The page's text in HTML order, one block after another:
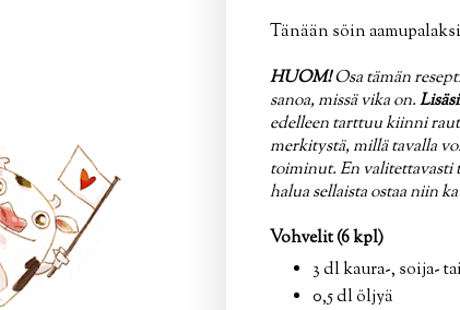
Tänään söin
HUOM!Osa tämän
sanoa, missä vika on.
edelleen tarttuu kiinni
merkitystä, millä tavalla
toiminut. En valitettavasti
halua sellaista ostaa niin
Vohvelit (6 kpl)
3 dl kaura-, soija-
0,5 dl öljyä